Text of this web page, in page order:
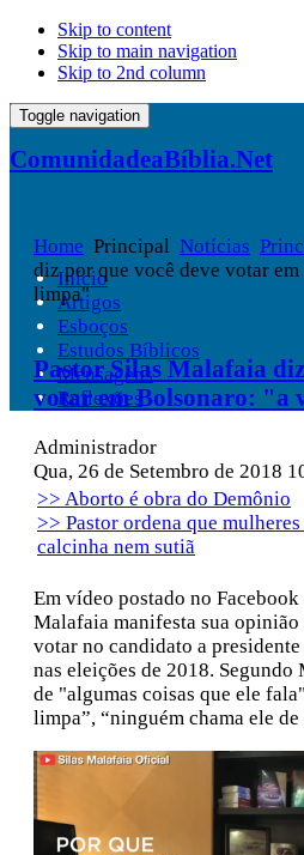
Skip to content
Skip to main navigation
Skip to 2nd column
Toggle navigation
ComunidadeaBíblia.Net
Início
Artigos
Esboços
Estudos Bíblicos
Mensagens
Reflexões
Home Principal Notícias
diz por que você deve votar
limpa"
Pastor Silas Malafaia
votar em Bolsonaro: "a
Administrador
Qua, 26 de Setembro de 2018
>> Aborto é obra do Demônio
>> Pastor ordena que
calcinha nem sutiã
Em vídeo postado no
Malafaia manifesta sua
votar no candidato a
nas eleições de 2018.
de "algumas coisas que ele
limpa”, “ninguém chama ele